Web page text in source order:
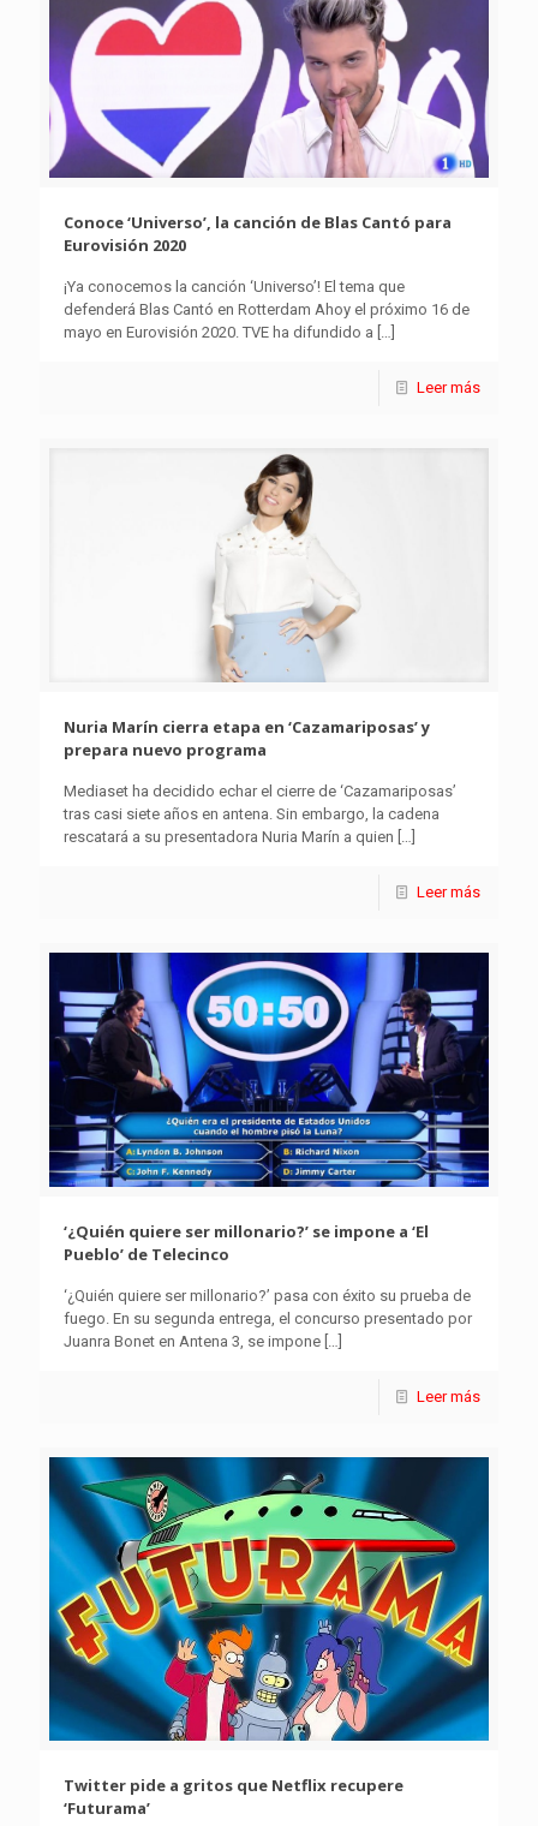
Conoce ‘Universo’, la canción de Blas Cantó para
Eurovisión 2020
¡Ya conocemos la canción ‘Universo’! El tema que
defenderá Blas Cantó en Rotterdam Ahoy el próximo 16 de
mayo en Eurovisión 2020. TVE ha difundido a […]
Leer más
Nuria Marín cierra etapa en ‘Cazamariposas’ y
prepara nuevo programa
Mediaset ha decidido echar el cierre de ‘Cazamariposas’
tras casi siete años en antena. Sin embargo, la cadena
rescatará a su presentadora Nuria Marín a quien […]
Leer más
‘¿Quién quiere ser millonario?’ se impone a ‘El
Pueblo’ de Telecinco
‘¿Quién quiere ser millonario?’ pasa con éxito su prueba de
fuego. En su segunda entrega, el concurso presentado por
Juanra Bonet en Antena 3, se impone […]
Leer más
Twitter pide a gritos que Netflix recupere
‘Futurama’